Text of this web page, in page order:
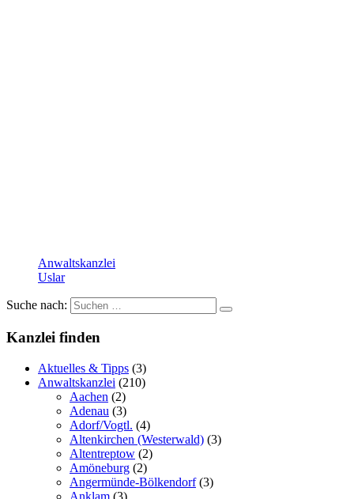
Anwaltskanzlei
Uslar
Suche nach:
Kanzlei finden
Aktuelles & Tipps (3)
Anwaltskanzlei (210)
Aachen (2)
Adenau (3)
Adorf/Vogtl. (4)
Altenkirchen (Westerwald) (3)
Altentreptow (2)
Amöneburg (2)
Angermünde-Bölkendorf(3)
Anklam (3)